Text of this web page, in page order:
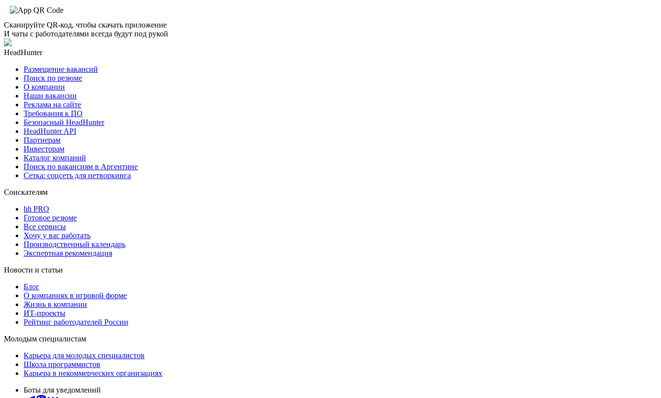
Сканируйте QR-код, чтобы скачать приложение
И чаты с работодателями всегда будут под рукой
HeadHunter
Размещение вакансий
Поиск по резюме
О компании
Наши вакансии
Реклама на сайте
Требования к ПО
Безопасный HeadHunter
HeadHunter API
Партнерам
Инвесторам
Каталог компаний
Поиск по вакансиям в Аргентине
Сетка: соцсеть для нетворкинга
Соискателям
hh PRO
Готовое резюме
Все сервисы
Хочу у вас работать
Производственный календарь
Экспертная рекомендация
Новости и статьи
Блог
О компаниях в игровой форме
Жизнь в компании
ИТ-проекты
Рейтинг работодателей России
Молодым специалистам
Карьера для молодых специалистов
Школа программистов
Карьера в некоммерческих организациях
Боты для уведомлений